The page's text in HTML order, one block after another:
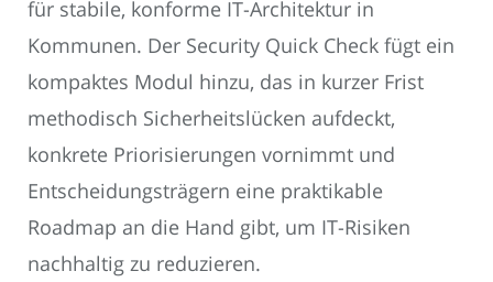
für stabile, konforme IT-Architektur in
Kommunen. Der Security Quick Check fügt ein
kompaktes Modul hinzu, das in kurzer Frist
methodisch Sicherheitslücken aufdeckt,
konkrete Priorisierungen vornimmt und
Entscheidungsträgern eine praktikable
Roadmap an die Hand gibt, um IT-Risiken
nachhaltig zu reduzieren.